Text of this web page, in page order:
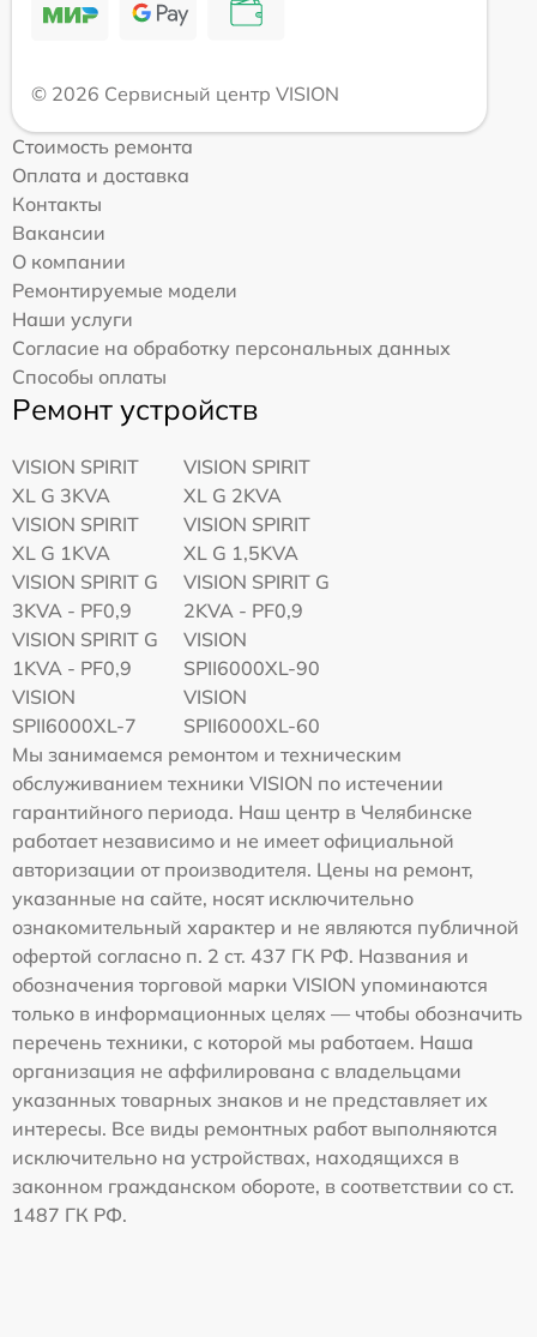
© 2026 Сервисный центр VISION
Стоимость ремонта
Оплата и доставка
Контакты
Вакансии
О компании
Ремонтируемые модели
Наши услуги
Согласие на обработку персональных данных
Способы оплаты
Ремонт устройств
VISION SPIRIT
XL G 3KVA
VISION SPIRIT
XL G 2KVA
VISION SPIRIT
XL G 1KVA
VISION SPIRIT
XL G 1,5KVA
VISION SPIRIT G
3KVA - PF0,9
VISION SPIRIT G
2KVA - PF0,9
VISION SPIRIT G
1KVA - PF0,9
VISION
SPII6000XL-90
VISION
SPII6000XL-7
VISION
SPII6000XL-60
Мы занимаемся ремонтом и техническим
обслуживанием техники VISION по истечении
гарантийного периода. Наш центр в Челябинске
работает независимо и не имеет официальной
авторизации от производителя. Цены на ремонт,
указанные на сайте, носят исключительно
ознакомительный характер и не являются публичной
офертой согласно п. 2 ст. 437 ГК РФ. Названия и
обозначения торговой марки VISION упоминаются
только в информационных целях — чтобы обозначить
перечень техники, с которой мы работаем. Наша
организация не аффилирована с владельцами
указанных товарных знаков и не представляет их
интересы. Все виды ремонтных работ выполняются
исключительно на устройствах, находящихся в
законном гражданском обороте, в соответствии со ст.
1487 ГК РФ.